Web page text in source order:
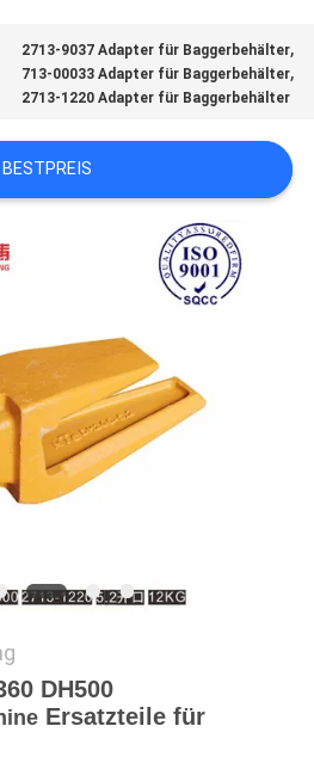
2713-9037 Adapter für Baggerbehälter,
713-00033 Adapter für Baggerbehälter,
2713-1220 Adapter für Baggerbehälter
BESTPREIS
DH500
Ersatzteile für